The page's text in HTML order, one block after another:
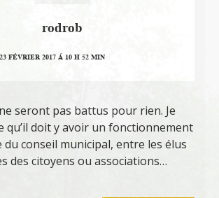
rodrob
23 FÉVRIER 2017 Á 10 H 52 MIN
seront pas battus pour rien. Je
qu’il doit y avoir un fonctionnement
du conseil municipal, entre les élus
des citoyens ou associations…